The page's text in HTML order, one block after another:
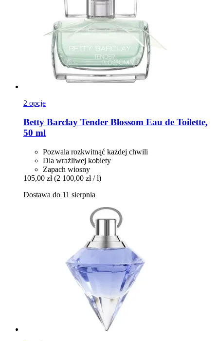
2 opcje
Betty Barclay Tender Blossom Eau de Toilette,
50 ml
Pozwala rozkwitnąć każdej chwili
Dla wrażliwej kobiety
Zapach wiosny
105,00 zł (2 100,00 zł / l)
Dostawa do 11 sierpnia